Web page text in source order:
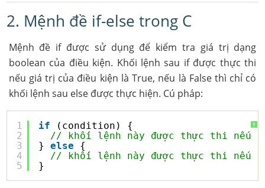
2. Mệnh đề if-else trong C
Mệnh đề if được sử dụng để kiểm tra giá trị dạng
boolean của điều kiện. Khối lệnh sau if được thực thi
nếu giá trị của điều kiện là True, nếu là False thì chỉ có
khối lệnh sau else được thực hiện. Cú pháp:
?
1
2
3
4
5
if
(condition) {
// khối lệnh này được thực thi nếu
} else
{
// khối lệnh này được thực thi nếu
}